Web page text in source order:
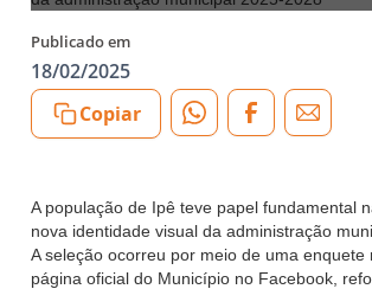
Publicado em
18/02/2025
Copiar
A população de Ipê teve papel fundamental
nova identidade visual da administração
A seleção ocorreu por meio de uma enquete
página oficial do Município no Facebook,